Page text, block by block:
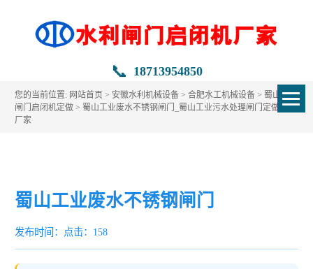
📞 18713954850
您的当前位置: 网站首页 > 安徽水利机械设备 >合肥水工机械设备 > 蜀山水利
闸门启闭机定做 > 蜀山工业废水不锈钢闸门_蜀山工业污水处理闸门定做生产
厂家
蜀山工业废水不锈钢闸门
发布时间： 点击：158